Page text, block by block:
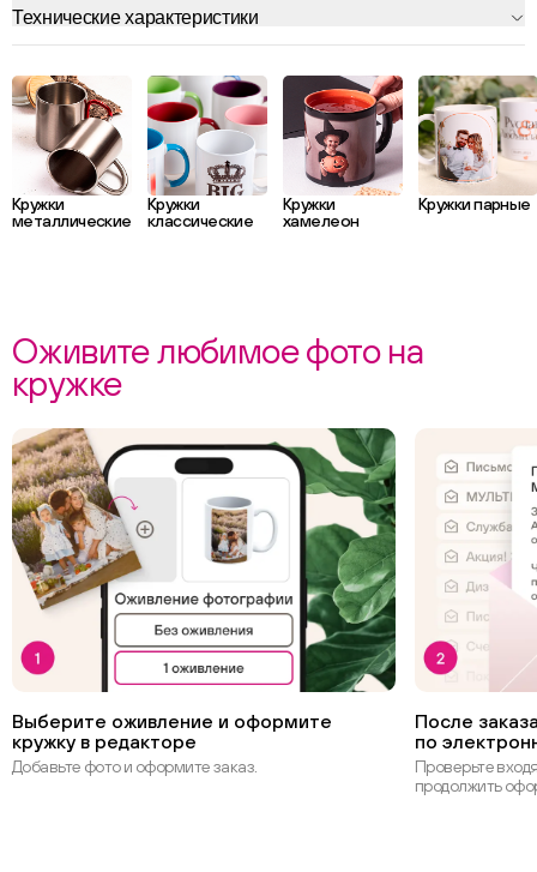
Технические характеристики
Кружки
металлические
Кружки
классические
Кружки
хамелеон
Кружки парные
Оживите любимое фото на
кружке
Выберите оживление и оформите
кружку в редакторе
Добавьте фото и оформите заказ.
После
по
Проверьте
продолжить